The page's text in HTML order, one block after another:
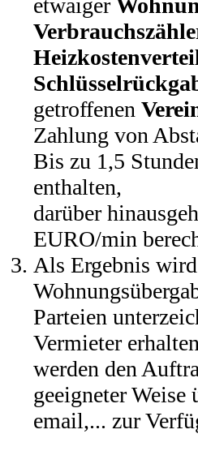
etwaiger
getroffenen
Zahlung von
Bis zu 1,5
enthalten,
darüber
EURO/min
Als Ergebnis
Parteien
Vermieter
werden den
geeigneter
email,... zur